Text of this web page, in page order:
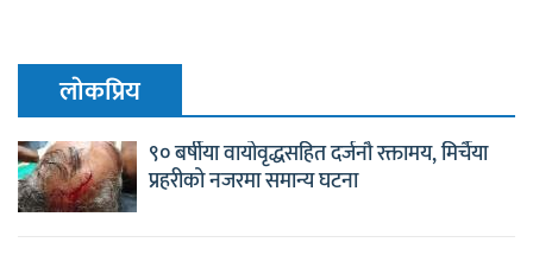
लाेकप्रिय
९० बर्षीया वायोवृद्धसहित दर्जनौ रक्तामय, मिर्चैया
प्रहरीको नजरमा समान्य घटना